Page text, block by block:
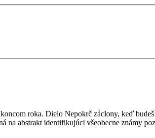
roka. Dielo Nepokrč záclony, keď
abstrakt identifikujúci všeobecne známy